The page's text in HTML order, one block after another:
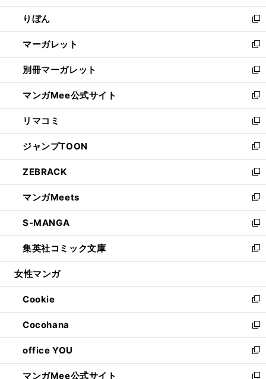
開
く
ウ
で
開
く
ン
ド
ウ
で
開
く
ウ
ィ
ン
ド
ウ
で
開
く
りぼん
新
し
い
ウ
ィ
ン
ド
ウ
で
開
く
マーガレット
新
し
い
ウ
ィ
ン
ド
ウ
で
開
く
別冊マーガレット
新
し
い
ウ
ィ
ン
ド
ウ
で
開
く
マンガMee公式サイト
新
し
い
ウ
ィ
ン
ド
ウ
で
開
く
リマコミ
新
し
い
ウ
ィ
ン
ド
ウ
で
開
く
ジャンプTOON
新
し
い
ウ
ィ
ン
ド
ウ
で
開
ZEBRACK
新
し
い
ウ
ィ
ン
ド
ウ
開
く
マンガMeets
新
し
い
ウ
ィ
ン
ウ
で
開
く
S-MANGA
新
し
い
ウ
ン
ド
ウ
で
開
く
集英社コミック文庫
新
し
ウ
ィ
ン
ド
ウ
で
開
く
女性マンガ
Cookie
新
し
い
ウ
ィ
ン
ド
Cocohana
新
し
い
ウ
office YOU
新
し
マンガMee公式サイト